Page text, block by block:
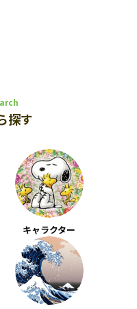
探す
キャラクター